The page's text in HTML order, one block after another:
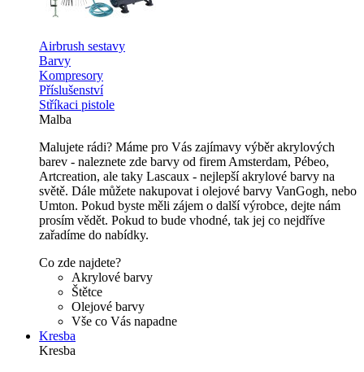
Airbrush sestavy
Barvy
Kompresory
Příslušenství
Stříkaci pistole
Malba
Malujete rádi? Máme pro Vás zajímavy výběr akrylových
barev - naleznete zde barvy od firem Amsterdam, Pébeo,
Artcreation, ale taky Lascaux - nejlepší akrylové barvy na
světě. Dále můžete nakupovat i olejové barvy VanGogh, nebo
Umton. Pokud byste měli zájem o další výrobce, dejte nám
prosím vědět. Pokud to bude vhodné, tak jej co nejdříve
zařadíme do nabídky.
Co zde najdete?
Akrylové barvy
Štětce
Olejové barvy
Vše co Vás napadne
Kresba
Kresba